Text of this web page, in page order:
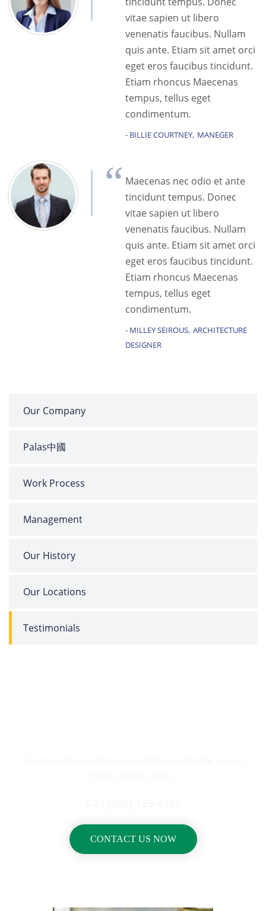
vitae sapien ut libero
venenatis faucibus. Nullam
quis ante. Etiam sit amet orci
eget eros faucibus tincidunt.
Etiam rhoncus Maecenas
tempus, tellus eget
condimentum.
BILLIE COURTNEY MANEGER
Maecenas nec odio et ante
tincidunt tempus. Donec
vitae sapien ut libero
venenatis faucibus. Nullam
quis ante. Etiam sit amet orci
eget eros faucibus tincidunt.
Etiam rhoncus Maecenas
tempus, tellus eget
condimentum.
MILLEY SEIROUS ARCHITECTURE
DESIGNER
Our Company
Palas中國
Work Process
Management
Our History
Our Locations
Testimonials
CONTACT US NOW